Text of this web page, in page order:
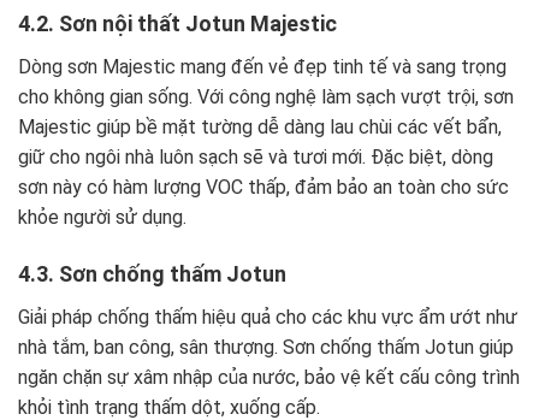
4.2. Sơn nội thất Jotun Majestic
Dòng sơn Majestic mang đến vẻ đẹp tinh tế và sang trọng
cho không gian sống. Với công nghệ làm sạch vượt trội, sơn
Majestic giúp bề mặt tường dễ dàng lau chùi các vết bẩn,
giữ cho ngôi nhà luôn sạch sẽ và tươi mới. Đặc biệt, dòng
sơn này có hàm lượng VOC thấp, đảm bảo an toàn cho sức
khỏe người sử dụng.
4.3. Sơn chống thấm Jotun
Giải pháp chống thấm hiệu quả cho các khu vực ẩm ướt như
nhà tắm, ban công, sân thượng. Sơn chống thấm Jotun giúp
ngăn chặn sự xâm nhập của nước, bảo vệ kết cấu công trình
khỏi tình trạng thấm dột, xuống cấp.